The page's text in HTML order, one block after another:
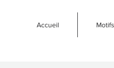
Accueil